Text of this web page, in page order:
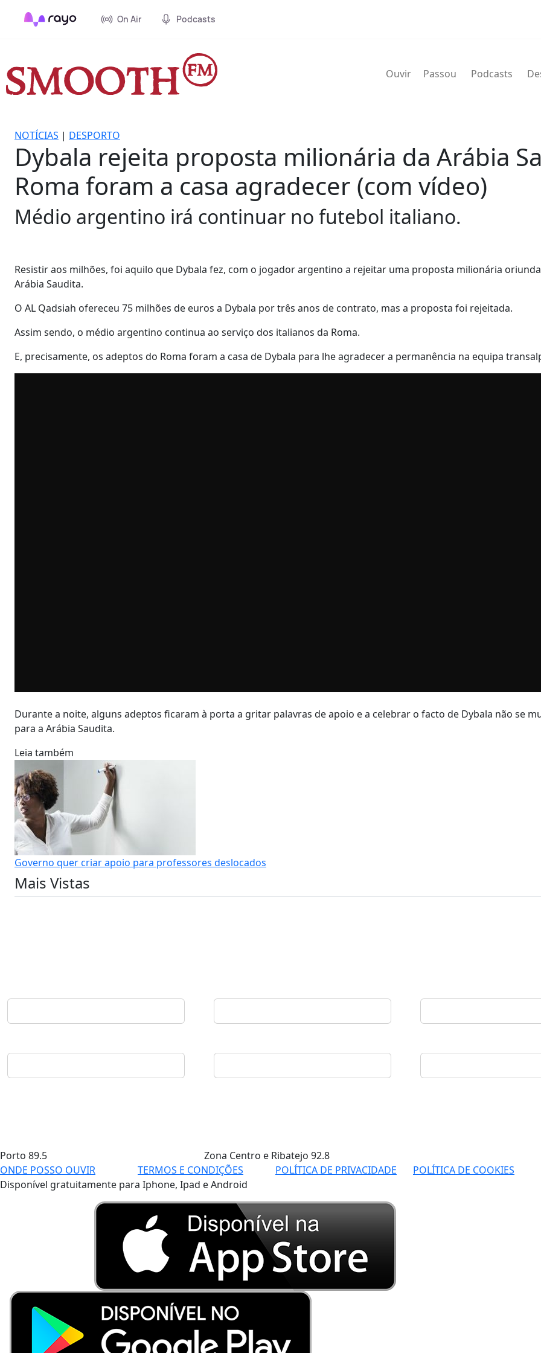
On Air Podcasts
Ouvir Passou Podcasts
NOTÍCIAS | DESPORTO
Dybala rejeita proposta milionária da Arábia
Roma foram a casa agradecer (com vídeo)
Médio argentino irá continuar no futebol italiano.
Resistir aos milhões, foi aquilo que Dybala fez, com o jogador argentino a rejeitar uma proposta milionária
Arábia Saudita.
O AL Qadsiah ofereceu 75 milhões de euros a Dybala por três anos de contrato, mas a proposta foi rejeitada.
Assim sendo, o médio argentino continua ao serviço dos italianos da Roma.
E, precisamente, os adeptos do Roma foram a casa de Dybala para lhe agradecer a permanência na equipa
Durante a noite, alguns adeptos ficaram à porta a gritar palavras de apoio e a celebrar o facto de Dybala não se
para a Arábia Saudita.
Leia também
Governo quer criar apoio para professores deslocados
Mais Vistas
Porto 89.5 Zona Centro e Ribatejo 92.8
ONDE POSSO OUVIR
TERMOS E CONDIÇÕES POLÍTICA DE PRIVACIDADE
POLÍTICA DE COOKIES
Disponível gratuitamente para Iphone, Ipad e Android